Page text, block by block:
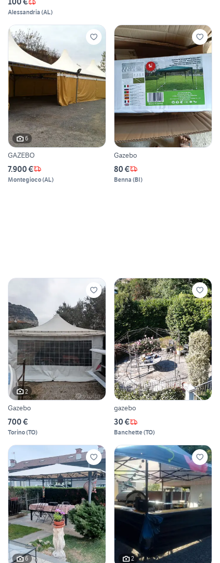
Alessandria (AL)
6
GAZEBO
7.900 €
Montegioco(AL)
Gazebo
80 €
Benna (BI)
2
Gazebo
700 €
Torino(TO)
gazebo
30 €
Banchette(TO)
6 2